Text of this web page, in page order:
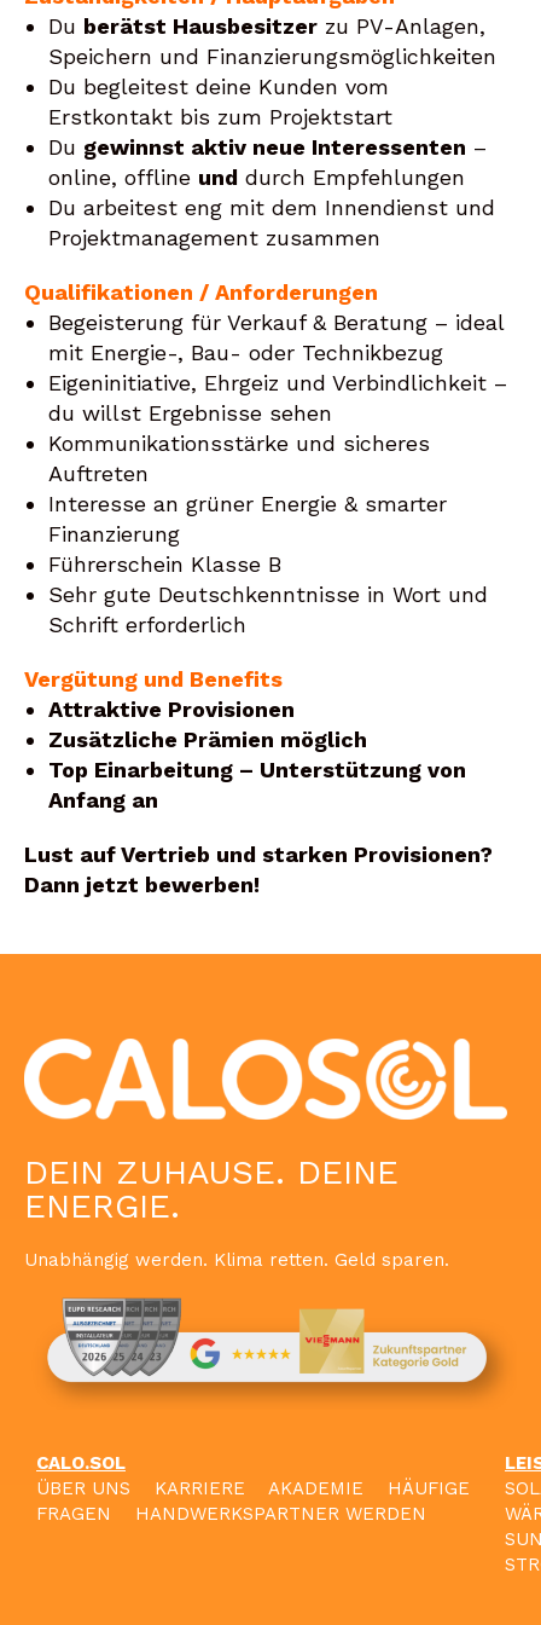
Du berätst Hausbesitzer zu PV-Anlagen,
Speichern und Finanzierungsmöglichkeiten
Du begleitest deine Kunden vom
Erstkontakt bis zum Projektstart
Du gewinnst aktiv neue Interessenten –
online, offline und durch Empfehlungen
Du arbeitest eng mit dem Innendienst und
Projektmanagement zusammen
Qualifikationen / Anforderungen
Begeisterung für Verkauf & Beratung – ideal
mit Energie-, Bau- oder Technikbezug
Eigeninitiative, Ehrgeiz und Verbindlichkeit –
du willst Ergebnisse sehen
Kommunikationsstärke und sicheres
Auftreten
Interesse an grüner Energie & smarter
Finanzierung
Führerschein Klasse B
Sehr gute Deutschkenntnisse in Wort und
Schrift erforderlich
Vergütung und Benefits
Attraktive Provisionen
Zusätzliche Prämien möglich
Top Einarbeitung – Unterstützung von
Anfang an
Lust auf Vertrieb und starken Provisionen?
Dann jetzt bewerben!
DEIN ZUHAUSE. DEINE
ENERGIE.
Unabhängig werden. Klima retten. Geld sparen.
CALO.SOL
ÜBER UNS
KARRIERE AKADEMIE
HÄUFIGE
FRAGEN
HANDWERKSPARTNER WERDEN